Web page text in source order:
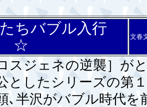
ちバブル入行
☆
文春
スジェネの逆襲］が
としたシリーズの第
､半沢がバブル時代を